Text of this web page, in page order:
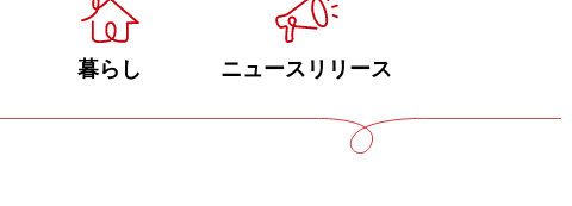
暮らし ニュースリリース